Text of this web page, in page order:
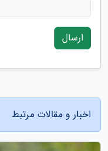
ارسال
اخبار و مقالات مرتبط